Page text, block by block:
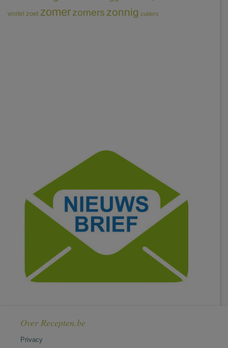
wortel zoet zomerzomers zonnig zuiders
Over Recepten.be
Privacy